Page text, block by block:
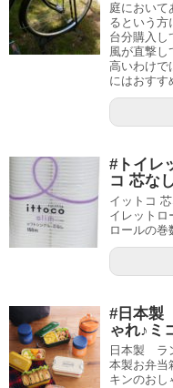
庭において
るという方
台分購入し
風が直撃し
高いわけで
にはおすす
#トイレ
コ 芯な
イットコ
イレットロ
ロールの
#日本製
ゃれ♪ミ
日本製 ラ
本製お弁当
キンのおし